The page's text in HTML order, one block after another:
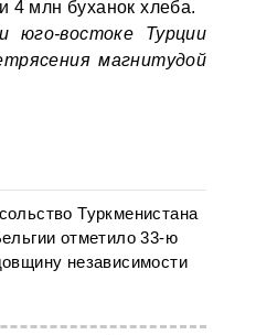
4 млн буханок хлеба.
востоке Турции
магнитудой
Туркменистана
отметило 33-ю
независимости